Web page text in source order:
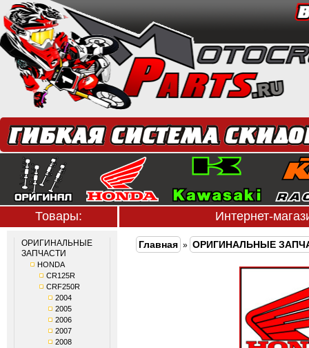
Товары: Интернет-
ОРИГИНАЛЬНЫЕ
ЗАПЧАСТИ
HONDA
CR125R
CRF250R
2004
2005
2006
2007
2008
Главная » ОРИГИНАЛЬНЫЕ